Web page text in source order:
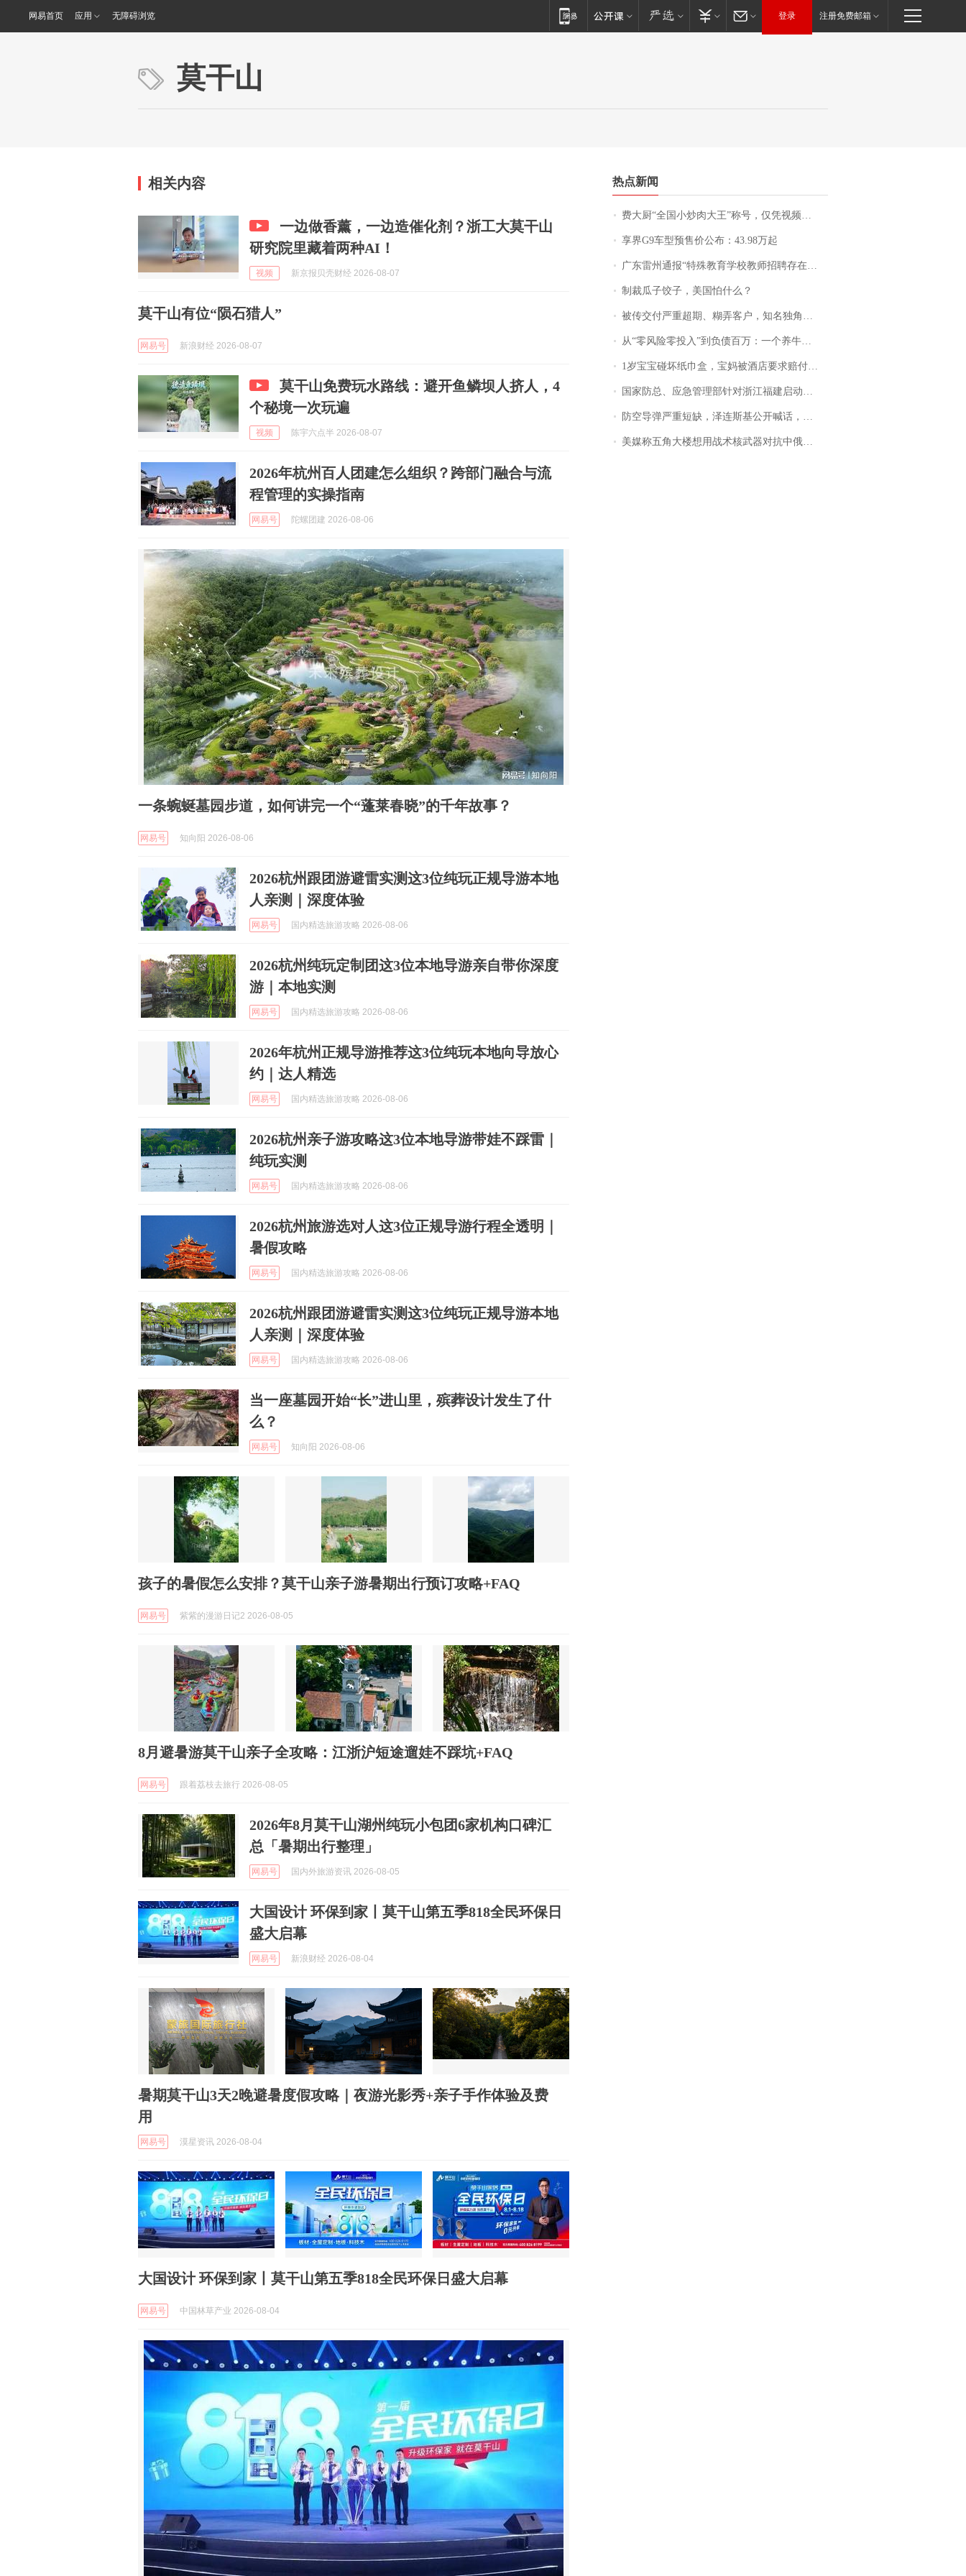
网易首页 应用 无障碍浏览 登录 注册免费邮箱
莫干山
相关内容
一边做香薰，一边造催化剂？浙工大莫干山
研究院里藏着两种AI！
视频 新京报贝壳财经 2026-08-07
莫干山有位“陨石猎人”
网易号 新浪财经 2026-08-07
莫干山免费玩水路线：避开鱼鳞坝人挤人，4
个秘境一次玩遍
视频 陈宇六点半 2026-08-07
2026年杭州百人团建怎么组织？跨部门融合与流
程管理的实操指南
网易号 陀螺团建 2026-08-06
一条蜿蜒墓园步道，如何讲完一个“蓬莱春晓”的千年故事？
网易号 知向阳 2026-08-06
2026杭州跟团游避雷实测这3位纯玩正规导游本地
人亲测｜深度体验
网易号 国内精选旅游攻略 2026-08-06
2026杭州纯玩定制团这3位本地导游亲自带你深度
游｜本地实测
网易号 国内精选旅游攻略 2026-08-06
2026年杭州正规导游推荐这3位纯玩本地向导放心
约｜达人精选
网易号 国内精选旅游攻略 2026-08-06
2026杭州亲子游攻略这3位本地导游带娃不踩雷｜
纯玩实测
网易号 国内精选旅游攻略 2026-08-06
2026杭州旅游选对人这3位正规导游行程全透明｜
暑假攻略
网易号 国内精选旅游攻略 2026-08-06
2026杭州跟团游避雷实测这3位纯玩正规导游本地
人亲测｜深度体验
网易号 国内精选旅游攻略 2026-08-06
当一座墓园开始“长”进山里，殡葬设计发生了什
么？
网易号 知向阳 2026-08-06
孩子的暑假怎么安排？莫干山亲子游暑期出行预订攻略+FAQ
网易号 紫紫的漫游日记2 2026-08-05
8月避暑游莫干山亲子全攻略：江浙沪短途遛娃不踩坑+FAQ
网易号 跟着荔枝去旅行 2026-08-05
2026年8月莫干山湖州纯玩小包团6家机构口碑汇
总「暑期出行整理」
网易号 国内外旅游资讯 2026-08-05
大国设计 环保到家丨莫干山第五季818全民环保日
盛大启幕
网易号 新浪财经 2026-08-04
暑期莫干山3天2晚避暑度假攻略｜夜游光影秀+亲子手作体验及费
用
网易号 漠星资讯 2026-08-04
大国设计 环保到家丨莫干山第五季818全民环保日盛大启幕
网易号 中国林草产业 2026-08-04
热点新闻
费大厨“全国小炒肉大王”称号，仅凭视频评出？中国烹饪协会回应
享界G9车型预售价公布：43.98万起
广东雷州通报“特殊教育学校教师招聘存在违规行为”：已启动问责程序 副校长被停职
制裁瓜子饺子，美国怕什么？
被传交付严重超期、糊弄客户，知名独角兽车企创始人回应：都没证据，将依法采取措施，“本人长期与美国交管局保持沟通，对方表示肯定”
从“零风险零投入”到负债百万：一个养牛项目崩盘后，谁该为农户的贷款买单丨红星调查
1岁宝宝碰坏纸巾盒，宝妈被酒店要求赔付924元！三亚一酒店回复：骨瓷定制！网友一查价格，吵翻了
国家防总、应急管理部针对浙江福建启动防汛防台风四级应急响应
防空导弹严重短缺，泽连斯基公开喊话，乌克兰失去导弹拦截能力？
美媒称五角大楼想用战术核武器对抗中俄，专家：赤裸裸的“核讹诈”